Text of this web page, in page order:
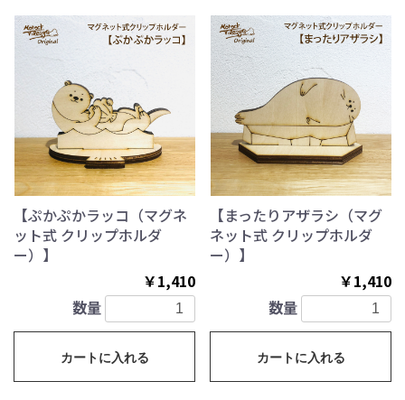
【ぷかぷかラッコ（マグネ
ット式 クリップホルダ
ー）】
￥1,410
数量
カートに入れる
【まったりアザラシ（マグ
ネット式 クリップホルダ
ー）】
￥1,410
数量
カートに入れる